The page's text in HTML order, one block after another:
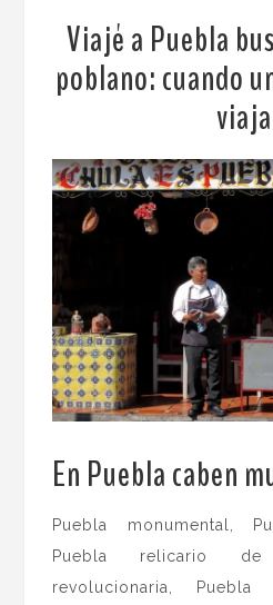
Viajé a Puebla
poblano: cuando
En Puebla caben
Puebla monumental,
Puebla relicario de
revolucionaria,